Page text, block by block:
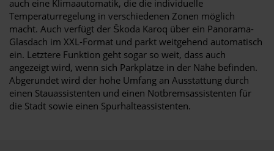
auch eine Klimaautomatik, die die individuelle
Temperaturregelung in verschiedenen Zonen möglich
macht. Auch verfügt der Škoda Karoq über ein Panorama-
Glasdach im XXL-Format und parkt weitgehend automatisch
ein. Letztere Funktion geht sogar so weit, dass auch
angezeigt wird, wenn sich Parkplätze in der Nähe befinden.
Abgerundet wird der hohe Umfang an Ausstattung durch
einen Stauassistenten und einen Notbremsassistenten für
die Stadt sowie einen Spurhalteassistenten.